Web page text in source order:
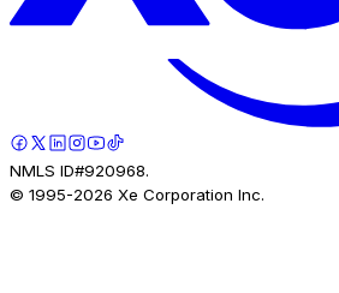
NMLS ID#920968.
© 1995-2026 Xe Corporation Inc.